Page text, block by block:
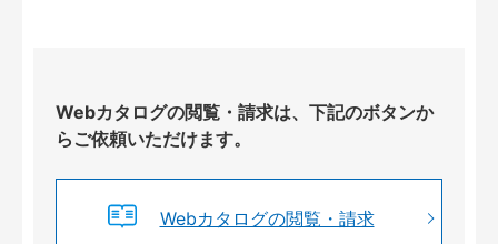
Webカタログの閲覧・請求は、下記のボタンか
らご依頼いただけます。
Webカタログの閲覧・請求